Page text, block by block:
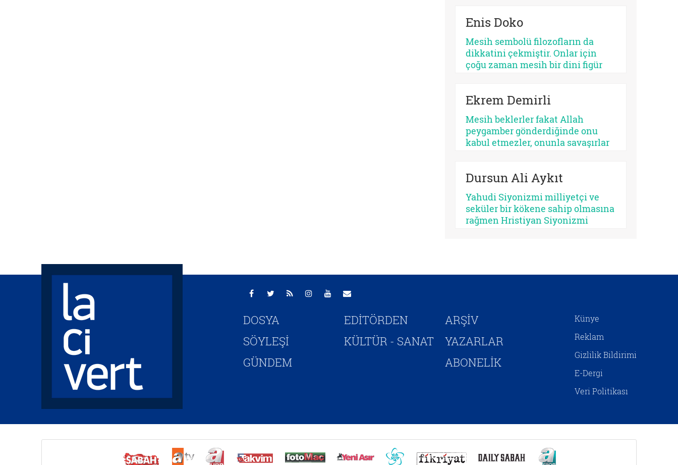
açıdan bakıldığında, her kurtarıcı
işlemez. Bazısı insanı
olgunlaştırır, bazısı sertleştirir.
Bazısı dayanıklılık üretir, bazısı
Enis Doko
Mesih sembolü filozofların da
dikkatini çekmiştir. Onlar için
çoğu zaman mesih bir dini figür
olarak düşünürken, kimileri onun
ideolojilerde yaşamaya devam
ettiğini savunur.
Ekrem Demirli
Mesih beklerler fakat Allah
peygamber gönderdiğinde onu
kabul etmezler, onunla savaşırlar
ayak sürürler. Günümüz için de
bunu düşünmek mümkündür:
Beklediklerini iddia ettikleri
kurtarıcı gelse onu da
tanımayacaklardır.
Dursun Ali Aykıt
Yahudi Siyonizmi milliyetçi ve
seküler bir kökene sahip olmasına
rağmen Hristiyan Siyonizmi
siyasî desteğini hem jeopolitik
hızlandırıp Yeni Ahit
metinlerinde aktarılan birtakım
kehanetlerin gerçekleşmesini
sağlamaya yönelik adımlar olarak
yorumlamak mümkündür.
DOSYA
SÖYLEŞİ
GÜNDEM
EDİTÖRDEN
KÜLTÜR - SANAT
ARŞİV
YAZARLAR
ABONELİK
Künye
Reklam
Gizlilik Bildirimi
E-Dergi
Veri Politikası